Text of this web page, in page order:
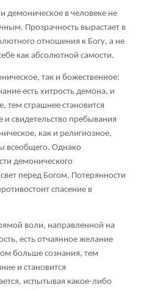
демоническое в человеке не
Прозрачность вырастает в
отношения к Богу, а не
как абсолютной самости.
так и божественное:
есть хитрость демона, и
тем страшнее становится
свидетельство пребывания
как и религиозное,
всеобщего. Однако
демонического
перед Богом. Потерянности
спасение в
воли, направленной на
есть отчаянное желание
больше сознания, тем
и становится
испытывая какое-либо